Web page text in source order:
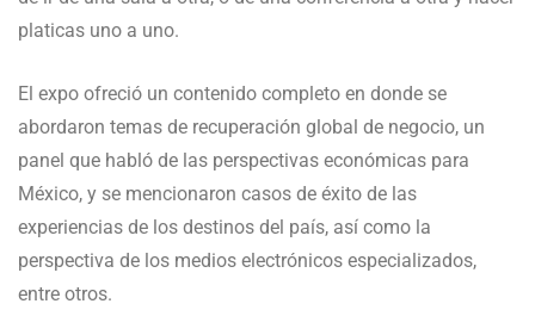
platicas uno a uno.
El expo ofreció un contenido completo en donde se
abordaron temas de recuperación global de negocio, un
panel que habló de las perspectivas económicas para
México, y se mencionaron casos de éxito de las
experiencias de los destinos del país, así como la
perspectiva de los medios electrónicos especializados,
entre otros.